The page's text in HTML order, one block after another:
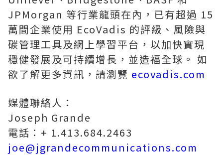
JPMorgan 等行業龍頭在內，已有超過 15
萬間企業使用 EcoVadis 的評級、風險與
碳管理工具及網上學習平台，以加快實現
穩健發展及可持續增長，並造福全球。 如
欲了解更多資訊，請瀏覽 ecovadis.com
媒體聯絡人：
Joseph Grande
電話：+ 1.413.684.2463
joe@jgrandecommunications.com